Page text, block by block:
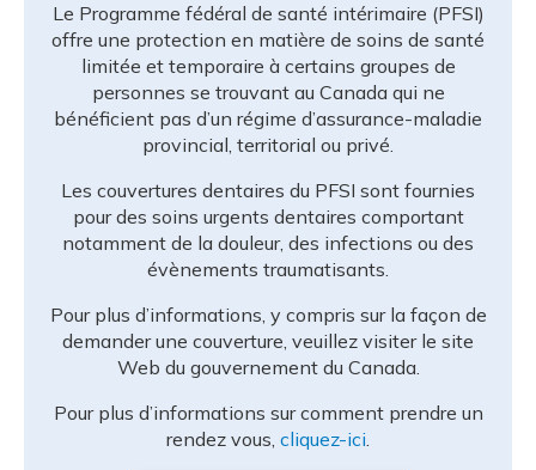
Le Programme fédéral de santé intérimaire (PFSI)
offre une protection en matière de soins de santé
limitée et temporaire à certains groupes de
personnes se trouvant au Canada qui ne
bénéficient pas d’un régime d’assurance-maladie
provincial, territorial ou privé.
Les couvertures dentaires du PFSI sont fournies
pour des soins urgents dentaires comportant
notamment de la douleur, des infections ou des
évènements traumatisants.
Pour plus d’informations, y compris sur la façon de
demander une couverture, veuillez visiter le site
Web du gouvernement du Canada.
Pour plus d’informations sur comment prendre un
rendez vous, cliquez-ici.